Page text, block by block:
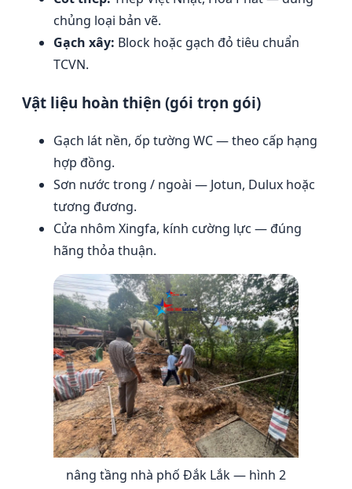
chủng loại bản vẽ.
Gạch xây: Block hoặc gạch đỏ tiêu chuẩn
TCVN.
Vật liệu hoàn thiện (gói trọn gói)
Gạch lát nền, ốp tường WC — theo cấp hạng
hợp đồng.
Sơn nước trong / ngoài — Jotun, Dulux hoặc
tương đương.
Cửa nhôm Xingfa, kính cường lực — đúng
hãng thỏa thuận.
nâng tầng nhà phố Đắk Lắk — hình 2